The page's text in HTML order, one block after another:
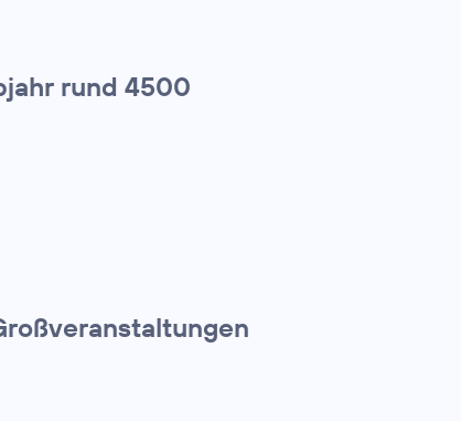
rund 4500